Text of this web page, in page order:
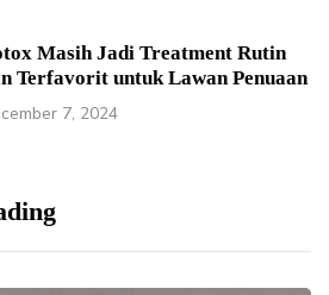
Masih Jadi Treatment Rutin
Terfavorit untuk Lawan Penuaan
7, 2024